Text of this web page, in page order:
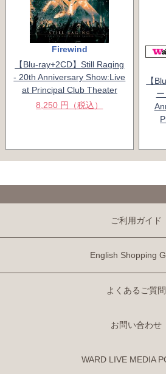
Firewind
【Blu-ray+2CD】Still Raging
- 20th Anniversary Show:Live
at Principal Club Theater
8,250 円（税込）
【
ご利用ガイド
English Shopping
よくあるご質問
お問い合わせ
WARD LIVE MEDIA